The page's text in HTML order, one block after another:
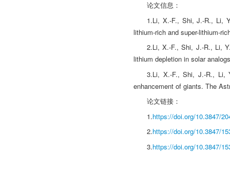
论文信息：
1.Li, X.-F., Shi, J.-R., Li,
lithium-rich and super-lithium-
2.Li, X.-F., Shi, J.-R., Li,
lithium depletion in solar
3.Li, X.-F., Shi, J.-R., Li,
enhancement of giants. The
论文链接：
1.https://doi.org/10.3847/
2.https://doi.org/10.3847/
3.https://doi.org/10.3847/